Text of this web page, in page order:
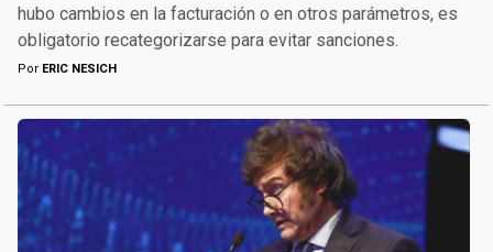
hubo cambios en la facturación o en otros parámetros, es
obligatorio recategorizarse para evitar sanciones.
Por ERIC NESICH